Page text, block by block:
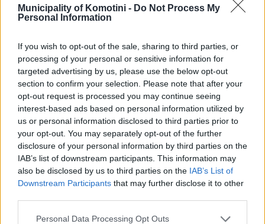
Municipality of Komotini - Do Not Process My
Personal Information
If you wish to opt-out of the sale, sharing to third parties, or
processing of your personal or sensitive information for
targeted advertising by us, please use the below opt-out
section to confirm your selection. Please note that after your
opt-out request is processed you may continue seeing
interest-based ads based on personal information utilized by
us or personal information disclosed to third parties prior to
your opt-out. You may separately opt-out of the further
disclosure of your personal information by third parties on the
IAB’s list of downstream participants. This information may
also be disclosed by us to third parties on the IAB’s List of
Downstream Participants that may further disclose it to other
Personal Data Processing Opt Outs
Δυστυχώς αποτελεί συνήθεια για πολλούς η απόρριψη
περιφερειακά του αστικού ιστού. Θα πρέπει όμως το
έθος ν’ αντικατασταθεί από το ήθος και να φροντίσουμε
όλοι τη σωστή διαχείριση των απορριμμάτων για λόγους
προστασίας της δημόσιας υγείας αλλά και της
ασφάλειας τόσο του ανθρώπου όσο και του
περιβάλλοντος.
Αλλάζουμε νοοτροπία, σεβόμαστε τον συνάνθρωπό μας
και το περιβάλλον, δεν παρανομούμε. Ας μην ξεχνάμε ότι